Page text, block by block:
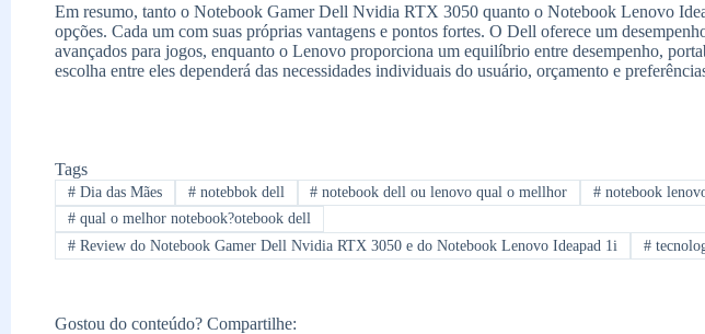
Em resumo, tanto o Notebook Gamer Dell Nvidia RTX 3050 quanto o Notebook Lenovo
opções. Cada um com suas próprias vantagens e pontos fortes. O Dell oferece um
avançados para jogos, enquanto o Lenovo proporciona um equilíbrio entre desempenho,
escolha entre eles dependerá das necessidades individuais do usuário, orçamento e
Tags
#Dia das Mães #notebbok dell # notebook dell ou lenovo qual o mellhor # notebook
#qual o melhor notebook?otebook dell
#Review do Notebook Gamer Dell Nvidia RTX 3050 e do Notebook Lenovo Ideapad 1i #
Gostou do conteúdo? Compartilhe: